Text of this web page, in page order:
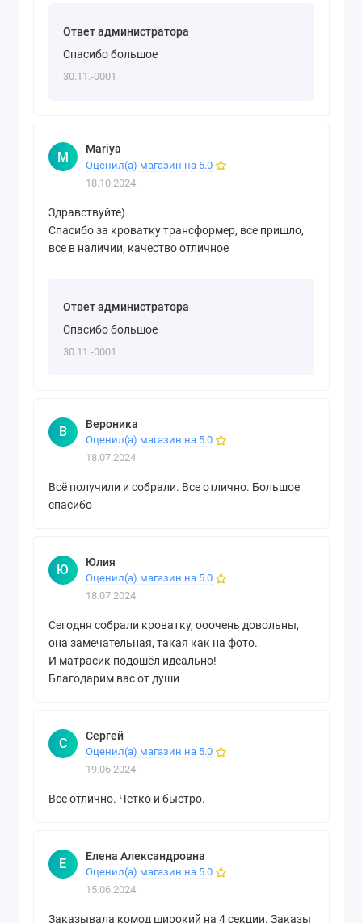
Ответ администратора
Спасибо большое
30.11.-0001
M Mariya
Оценил(а) магазин на 5.0
18.10.2024
Здравствуйте)
Спасибо за кроватку трансформер, все пришло,
все в наличии, качество отличное
Ответ администратора
Спасибо большое
30.11.-0001
В Вероника
Оценил(а) магазин на 5.0
18.07.2024
Всё получили и собрали. Все отлично. Большое
спасибо
Ю Юлия
Оценил(а) магазин на 5.0
18.07.2024
Сегодня собрали кроватку, ооочень довольны,
она замечательная, такая как на фото.
И матрасик подошёл идеально!
Благодарим вас от души
С Сергей
Оценил(а) магазин на 5.0
19.06.2024
Все отлично. Четко и быстро.
Е Елена Александровна
Оценил(а) магазин на 5.0
15.06.2024
Заказывала комод широкий на 4 секции. Заказы